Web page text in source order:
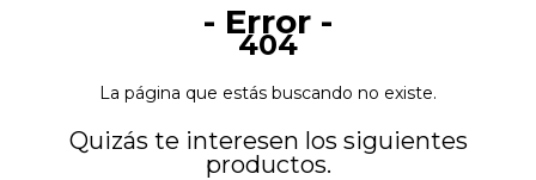
- Error -
404
La página que estás buscando no existe.
Quizás te interesen los siguientes
productos.